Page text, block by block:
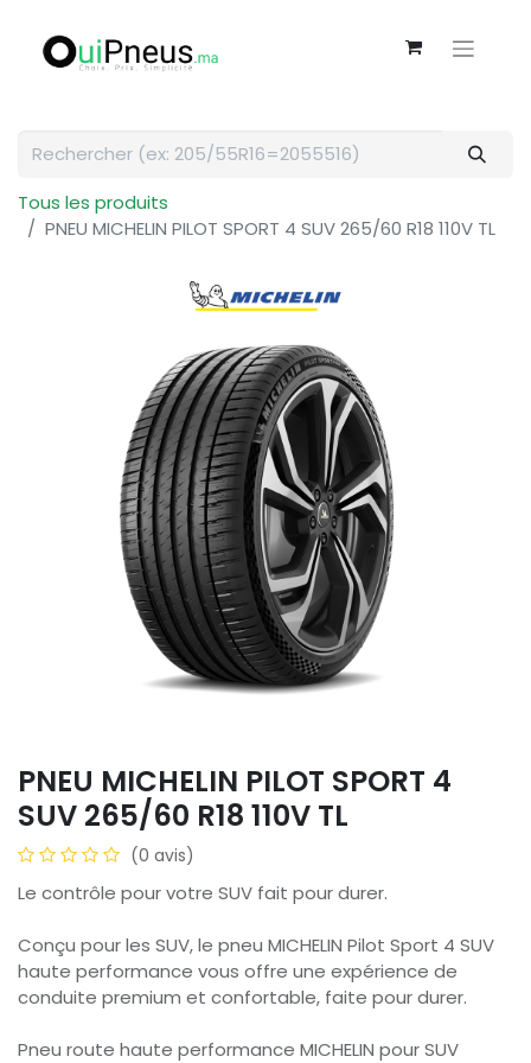
Tous les produits
PNEU MICHELIN PILOT SPORT 4 SUV 265/60 R18 110V TL
PNEU MICHELIN PILOT SPORT 4
SUV 265/60 R18 110V TL
(0 avis)
Le contrôle pour votre SUV fait pour durer.
Conçu pour les SUV, le pneu MICHELIN Pilot Sport 4 SUV
haute performance vous offre une expérience de
conduite premium et confortable, faite pour durer.
Pneu route haute performance MICHELIN pour SUV